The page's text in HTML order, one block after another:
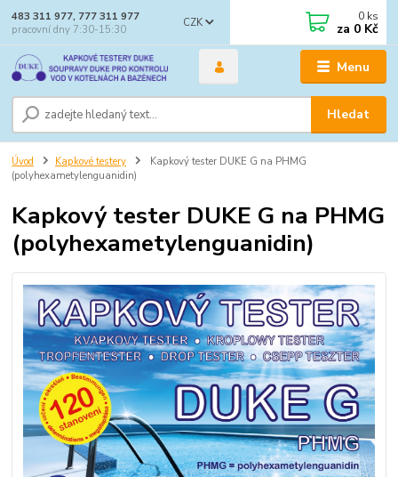
Menu
CZK
Hledat
483 311 977, 777 311 977
pracovní dny 7:30-15:30
0 ks
za 0 Kč
Úvod Kapkové testery
Kapkový tester DUKE G na PHMG
(polyhexametylenguanidin)
Kapkový tester DUKE G na PHMG
(polyhexametylenguanidin)